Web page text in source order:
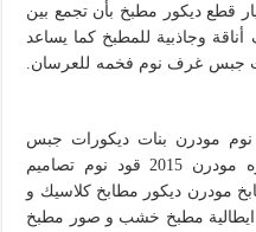
قطع ديكور مطبخ بأن تجمع بين
وجاذبية للمطبخ كما يساعد
جبس غرف نوم فخمه للعرسان.
مودرن بنات ديكورات جبس
غرف نوم فخمه مطابخ اوض سفره مودرن 2015 قود نوم تصاميم
مودرن ديكور مطابخ كلاسيك و
ايطالية مطبخ خشب و صور مطبخ